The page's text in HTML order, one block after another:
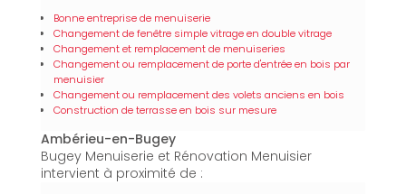
Bonne entreprise de menuiserie
Changement de fenêtre simple vitrage en double vitrage
Changement et remplacement de menuiseries
Changement ou remplacement de porte d'entrée en bois par
menuisier
Changement ou remplacement des volets anciens en bois
Construction de terrasse en bois sur mesure
Ambérieu-en-Bugey
Bugey Menuiserie et Rénovation Menuisier
intervient à proximité de :